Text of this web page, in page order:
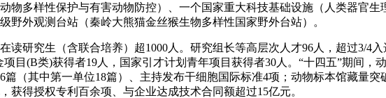
物多样性保护与有害动物防控）、一个国家重大科技基础设施（人类器官
野外观测台站（秦岭大熊猫金丝猴生物多样性国家野外台站）。
读研究生（含联合培养）超1000人。研究组长等高层次人才96人，超过3/4
目(B类)获得者19人，国家引才计划青年项目获得者30人。“十四五”期间
（其中第一单位18篇）、主持发布干细胞国际标准4项；动物标本馆藏量
获得授权专利百余项、与企业达成技术合同额超过15亿元。